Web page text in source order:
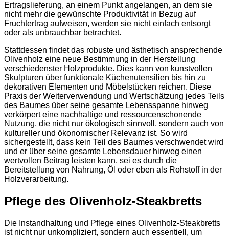
Ertragslieferung, an einem Punkt angelangen, an dem sie
nicht mehr die gewünschte Produktivität in Bezug auf
Fruchtertrag aufweisen, werden sie nicht einfach entsorgt
oder als unbrauchbar betrachtet.
Stattdessen findet das robuste und ästhetisch ansprechende
Olivenholz eine neue Bestimmung in der Herstellung
verschiedenster Holzprodukte. Dies kann von kunstvollen
Skulpturen über funktionale Küchenutensilien bis hin zu
dekorativen Elementen und Möbelstücken reichen. Diese
Praxis der Weiterverwendung und Wertschätzung jedes Teils
des Baumes über seine gesamte Lebensspanne hinweg
verkörpert eine nachhaltige und ressourcenschonende
Nutzung, die nicht nur ökologisch sinnvoll, sondern auch von
kultureller und ökonomischer Relevanz ist. So wird
sichergestellt, dass kein Teil des Baumes verschwendet wird
und er über seine gesamte Lebensdauer hinweg einen
wertvollen Beitrag leisten kann, sei es durch die
Bereitstellung von Nahrung, Öl oder eben als Rohstoff in der
Holzverarbeitung.
Pflege des Olivenholz-Steakbretts
Die Instandhaltung und Pflege eines Olivenholz-Steakbretts
ist nicht nur unkompliziert, sondern auch essentiell, um